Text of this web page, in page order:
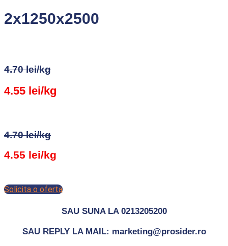
2x1250x2500
4.70 lei/kg
4.55 lei/kg
4.70 lei/kg
4.55 lei/kg
Solicita o oferta
SAU SUNA LA 0213205200
SAU REPLY LA MAIL: marketing@prosider.ro